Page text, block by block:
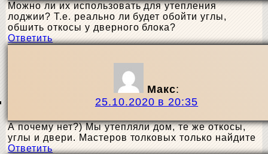
Можно ли их использовать для утепления
лоджии? Т.е. реально ли будет обойти углы,
обшить откосы у дверного блока?
Ответить
Макс:
25.10.2020 в 20:35
А почему нет?) Мы утепляли дом, те же откосы,
углы и двери. Мастеров толковых только найдите
Ответить